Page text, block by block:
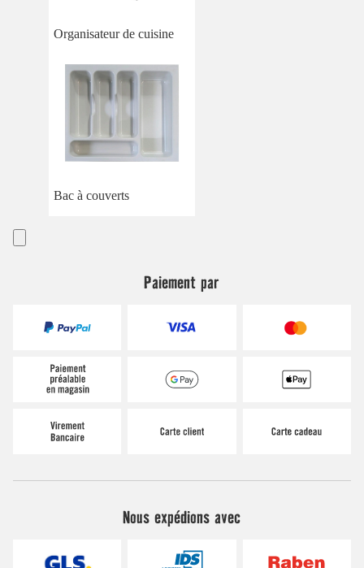
Organisateur de cuisine
Bac à couverts
Paiement par
Nous expédions avec